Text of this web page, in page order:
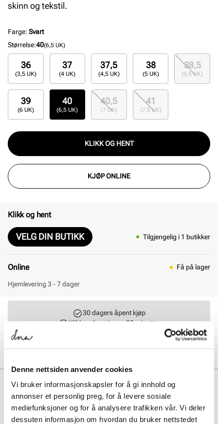
Denne nettsiden anvender cookies
Vi bruker informasjonskapsler for å gi innhold og
annonser et personlig preg, for å levere sosiale
mediefunksjoner og for å analysere trafikken vår. Vi deler
dessuten informasjon om hvordan du bruker nettstedet
skinn og tekstil.
Farge: Svart
Størrelse:40(6,5 UK)
36
(3,5 UK)
37
(4 UK)
37,5
(4,5 UK)
38
(5 UK)
38,5
(5,5 UK)
39
(6 UK)
40
(6,5 UK)
40,5
(7 UK)
41
(7,5 UK)
KLIKK OG HENT
KJØP ONLINE
Klikk og hent
VELG DIN BUTIKK Tilgjengelig i 1 butikker
Online Få på lager
Hjemlevering 3 - 7 dager
30 dagers åpent kjøp
Klikk og hent innen 30 minutter
BESKRIVELSE
Sneaker ballerina til dame med overdel I semsket skinn og tekstil.